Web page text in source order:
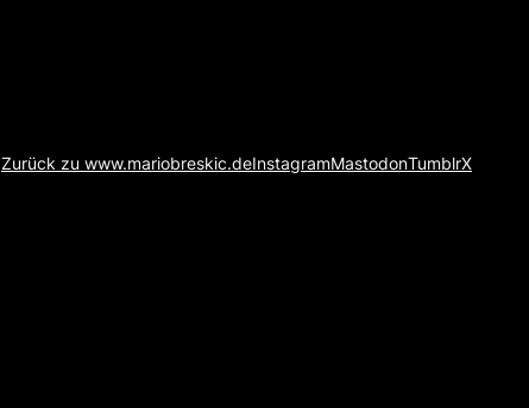
Zurück zu www.mariobreskic.deInstagramMastodonTumblrX